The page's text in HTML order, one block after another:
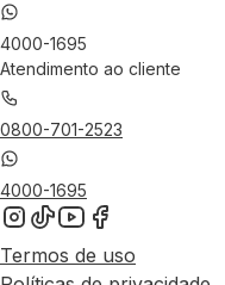
4000-1695
Atendimento ao cliente
0800-701-2523
4000-1695
Termos de uso